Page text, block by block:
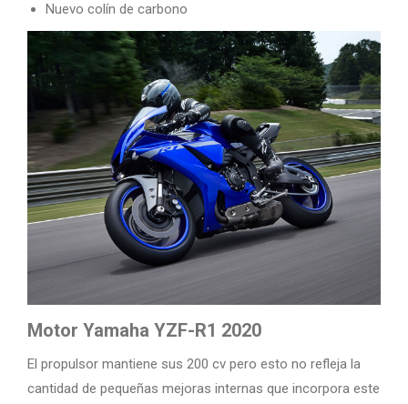
Nuevo colín de carbono
Motor Yamaha YZF-R1 2020
El propulsor mantiene sus 200 cv pero esto no refleja la
cantidad de pequeñas mejoras internas que incorpora este